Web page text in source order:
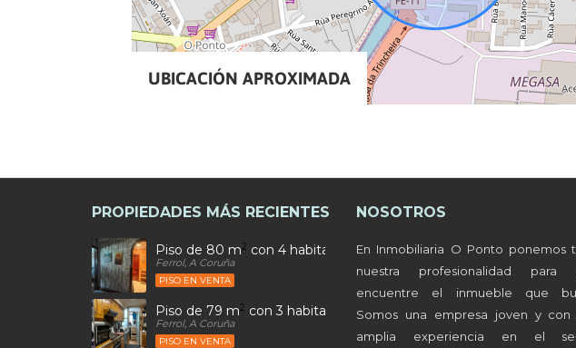
UBICACIÓN APROXIMADA
PROPIEDADES MÁS RECIENTES
Piso de 80 m2 con 4 habitaciones y 2 baños en Caranza.
Ferrol, A Coruña
PISO EN VENTA
Piso de 79 m2 con 3 habitaciones y 1 baños en Ultramar.
Ferrol, A Coruña
PISO EN VENTA
NOSOTROS
En Inmobiliaria O Ponto ponemos
nuestra profesionalidad para
encuentre el inmueble que
Somos una empresa joven y con
amplia experiencia en el